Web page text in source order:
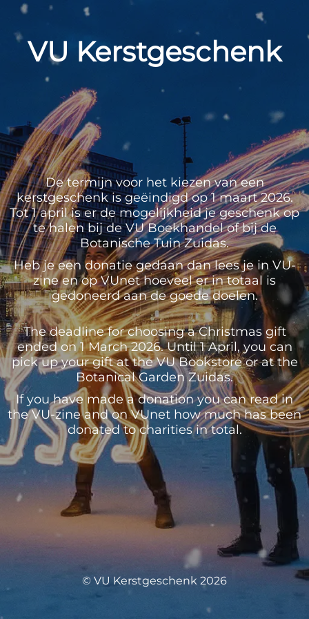
VU Kerstgeschenk
De termijn voor het kiezen van een
kerstgeschenk is geëindigd op 1 maart 2026.
Tot 1 april is er de mogelijkheid je geschenk op
te halen bij de VU Boekhandel of bij de
Botanische Tuin Zuidas.
Heb je een donatie gedaan dan lees je in VU-
zine en op VUnet hoeveel er in totaal is
gedoneerd aan de goede doelen.
The deadline for choosing a Christmas gift
ended on 1 March 2026. Until 1 April, you can
pick up your gift at the VU Bookstore or at the
Botanical Garden Zuidas.
If you have made a donation you can read in
the VU-zine and on VUnet how much has been
donated to charities in total.
© VU Kerstgeschenk 2026